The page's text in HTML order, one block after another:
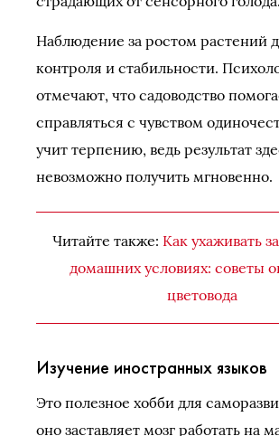
Наблюдение за ростом растений
контроля и стабильности.
отмечают, что садоводство
справляться с чувством
учит терпению, ведь результат
невозможно получить мгновенно.
Читайте также: Как ухаживать
домашних условиях: советы
цветовода
Изучение иностранных языков
Это полезное хобби для
оно заставляет мозг работать на